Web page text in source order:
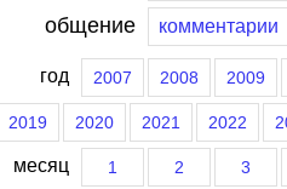
общение комментарии
год 2007 2008 2009
2019 2020 2021 2022
месяц 1 2 3